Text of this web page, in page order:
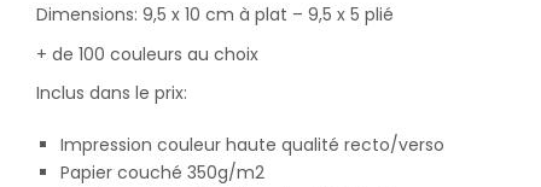
Dimensions: 9,5 x 10 cm à plat – 9,5 x 5 plié
+ de 100 couleurs au choix
Inclus dans le prix:
Impression couleur haute qualité recto/verso
Papier couché 350g/m2